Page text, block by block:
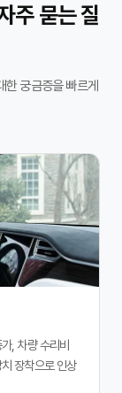
주 묻는 질
궁금증을 빠르게
, 차량 수리비
장착으로 인상